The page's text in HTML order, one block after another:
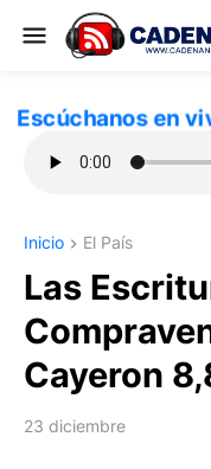
Escúchanos en
Inicio El País
Las
Cayeron
23 diciembre